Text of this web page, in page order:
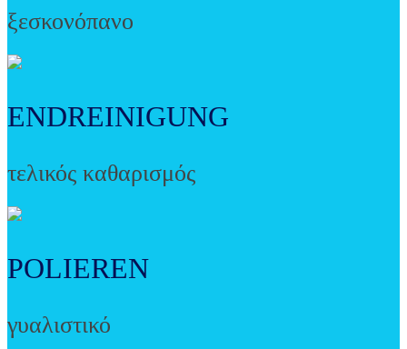
ξεσκονόπανο
ENDREINIGUNG
τελικός καθαρισμός
POLIEREN
γυαλιστικό